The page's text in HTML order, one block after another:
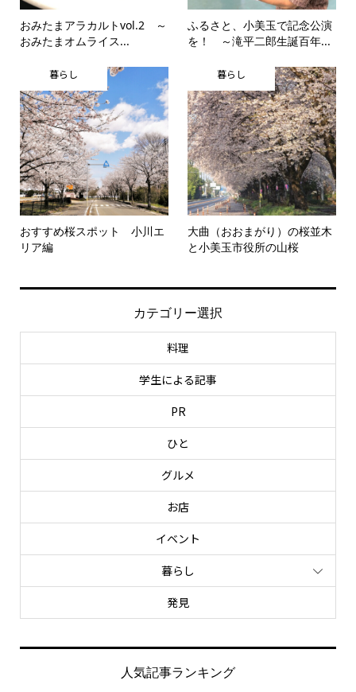
おみたまアラカルトvol.2 ～
おみたまオムライス...
ふるさと、小美玉で記念公演
を！ ～滝平二郎生誕百年...
暮らし
おすすめ桜スポット 小川エ
リア編
暮らし
大曲（おおまがり）の桜並木
と小美玉市役所の山桜
カテゴリー選択
料理
学生による記事
PR
ひと
グルメ
お店
イベント
暮らし
発見
人気記事ランキング